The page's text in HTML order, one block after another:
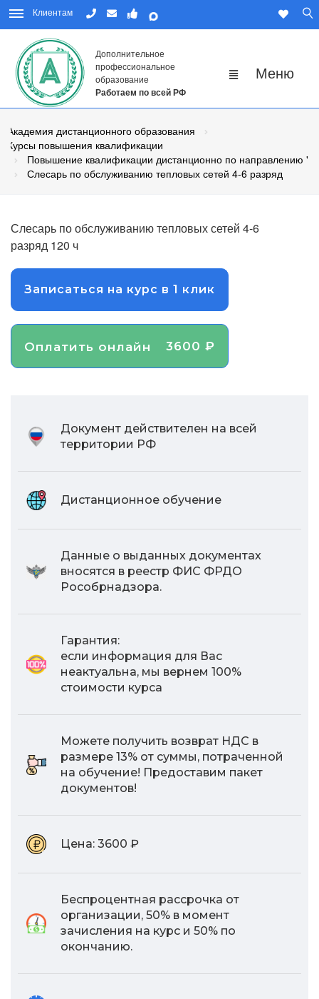
Клиентам
Дополнительное
профессиональное
образование
Работаем по всей РФ
Академия дистанционного образования
Курсы повышения квалификации
Повышение квалификации дистанционно по направлению
Слесарь по обслуживанию тепловых сетей 4-6 разряд
Слесарь по обслуживанию тепловых сетей 4-6
разряд 120 ч
Записаться на курс в 1 клик
Оплатить онлайн 3600 ₽
Документ действителен на всей
территории РФ
Дистанционное обучение
Данные о выданных документах
вносятся в реестр ФИС ФРДО
Рособрнадзора.
Гарантия:
если информация для Вас
неактуальна, мы вернем 100%
стоимости курса
Можете получить возврат НДС в
размере 13% от суммы, потраченной
на обучение! Предоставим пакет
документов!
Цена: 3600 ₽
Беспроцентная рассрочка от
организации, 50% в момент
зачисления на курс и 50% по
окончанию.